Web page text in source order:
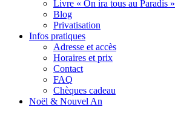
Livre « On ira tous au Paradis »
Blog
Privatisation
Infos pratiques
Adresse et accès
Horaires et prix
Contact
FAQ
Chèques cadeau
Noël & Nouvel An